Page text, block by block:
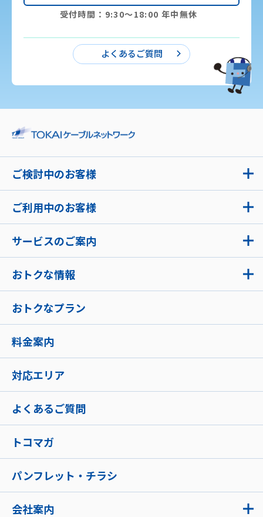
受付時間：9:30〜18:00 年中無休
よくあるご質問
ご検討中のお客様
ご利用中のお客様
サービスのご案内
おトクな情報
おトクなプラン
料金案内
対応エリア
よくあるご質問
トコマガ
パンフレット・チラシ
会社案内